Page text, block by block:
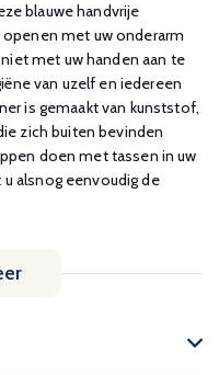
blauwe handvrije
met uw onderarm
met uw handen aan te
van uzelf en iedereen
is gemaakt van kunststof,
zich buiten bevinden
doen met tassen in uw
alsnog eenvoudig de